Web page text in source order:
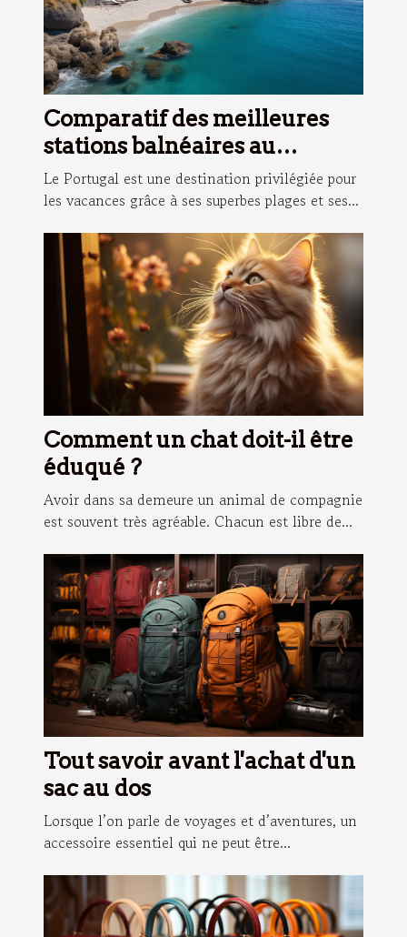
Comparatif des meilleures
stations balnéaires au
Portugal
Le Portugal est une destination privilégiée pour
les vacances grâce à ses superbes plages et ses...
Comment un chat doit-il être
éduqué ?
Avoir dans sa demeure un animal de compagnie
est souvent très agréable. Chacun est libre de...
Tout savoir avant l'achat d'un
sac au dos
Lorsque l’on parle de voyages et d’aventures, un
accessoire essentiel qui ne peut être...